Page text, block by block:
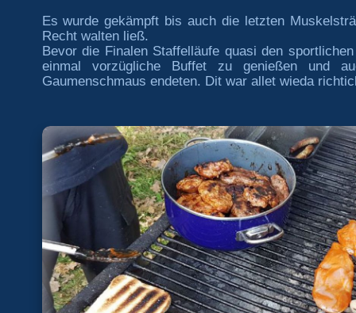
Es wurde gekämpft bis auch die letzten
Recht walten ließ.
Bevor die Finalen Staffelläufe quasi den
einmal vorzügliche Buffet zu genießen und
Gaumenschmaus endeten. Dit war allet wieda